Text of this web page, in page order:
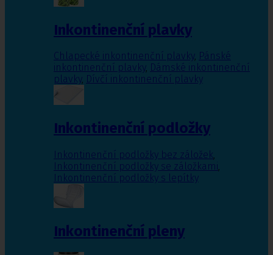
Inkontinenční plavky
Chlapecké inkontinenční plavky, Pánské
inkontinenční plavky, Dámské inkontinenční
plavky, Dívčí inkontinenční plavky
Inkontinenční podložky
Inkontinenční podložky bez záložek,
Inkontinenční podložky se záložkami,
Inkontinenční podložky s lepítky
Inkontinenční pleny